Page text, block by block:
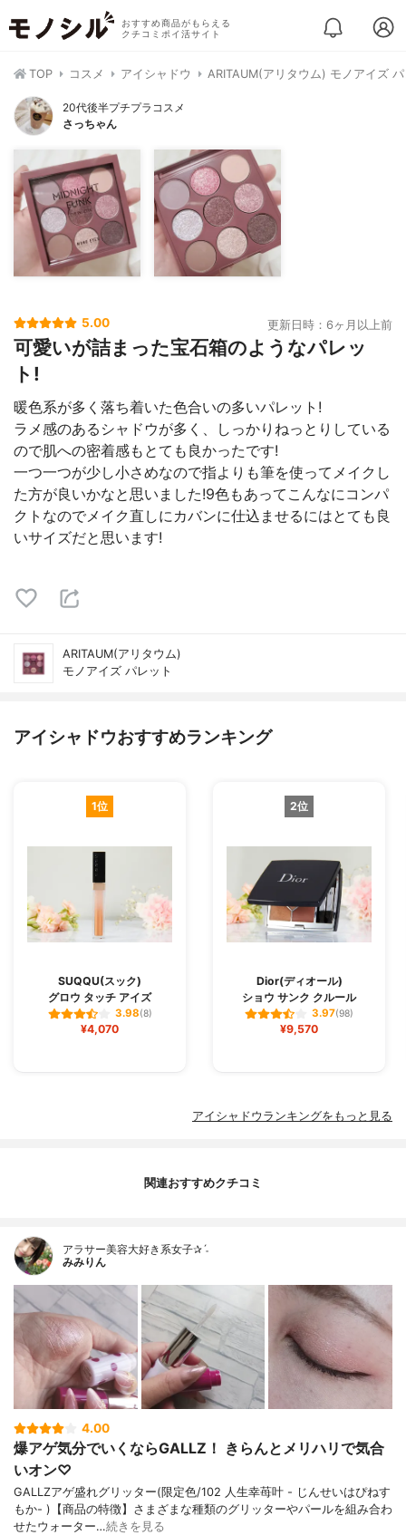
おすすめ商品がもらえる
クチコミポイ活サイト
TOP コスメ アイシャドウ ARITAUM(アリタウム) モノアイズ
20代後半プチプラコスメ
さっちゃん
5.00 更新日時：6ヶ月以上前
可愛いが詰まった宝石箱のようなパレッ
ト!
暖色系が多く落ち着いた色合いの多いパレット!
ラメ感のあるシャドウが多く、しっかりねっとりしている
ので肌への密着感もとても良かったです!
一つ一つが少し小さめなので指よりも筆を使ってメイクし
た方が良いかなと思いました!9色もあってこんなにコンパ
クトなのでメイク直しにカバンに仕込ませるにはとても良
いサイズだと思います!
ARITAUM(アリタウム)
モノアイズ パレット
アイシャドウおすすめランキング
1位
SUQQU(スック)
グロウ タッチ アイズ
3.98(8)
¥4,070
2位
Dior(ディオール)
ショウ サンク クルール
3.97(98)
¥9,570
アイシャドウランキングをもっと見る
関連おすすめクチコミ
アラサー美容大好き系女子✰ˊ˗
みみりん
4.00
爆アゲ気分でいくならGALLZ！ きらんとメリハリで気合
いオン♡
GALLZアゲ盛れグリッター(限定色/102 人生幸苺叶 - じんせいはぴねす
もか- )【商品の特徴】さまざまな種類のグリッターやパールを組み合わ
せたウォーター…続きを見る